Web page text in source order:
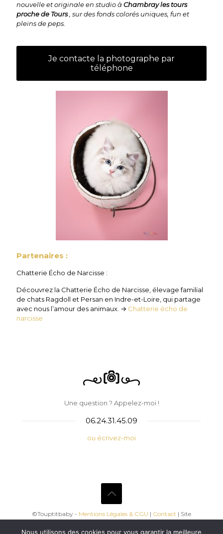
nouvelle et originale en studio àChambray les tours
proche de Tours, sur des fonds colorés uniques, fun et
pleins de peps.
Je contacte la photographe par
téléphone
Partenaires :
Chatterie Écho de Narcisse :
Découvrez la Chatterie Écho de Narcisse, élevage familial
de chats Ragdoll et Persan en Indre-et-Loire, qui partage
avec nous l’amour des animaux. → Chatterie écho de
narcisse
Une question ? Appelez-moi !
06.24.31.45.09
ou écrivez-moi
©Touptitbaby - Mentions Légales & CGU | Contact | Site
Nous utilisons des cookies pour vous garantir la meilleure